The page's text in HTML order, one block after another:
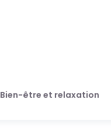
Bien-être et relaxation